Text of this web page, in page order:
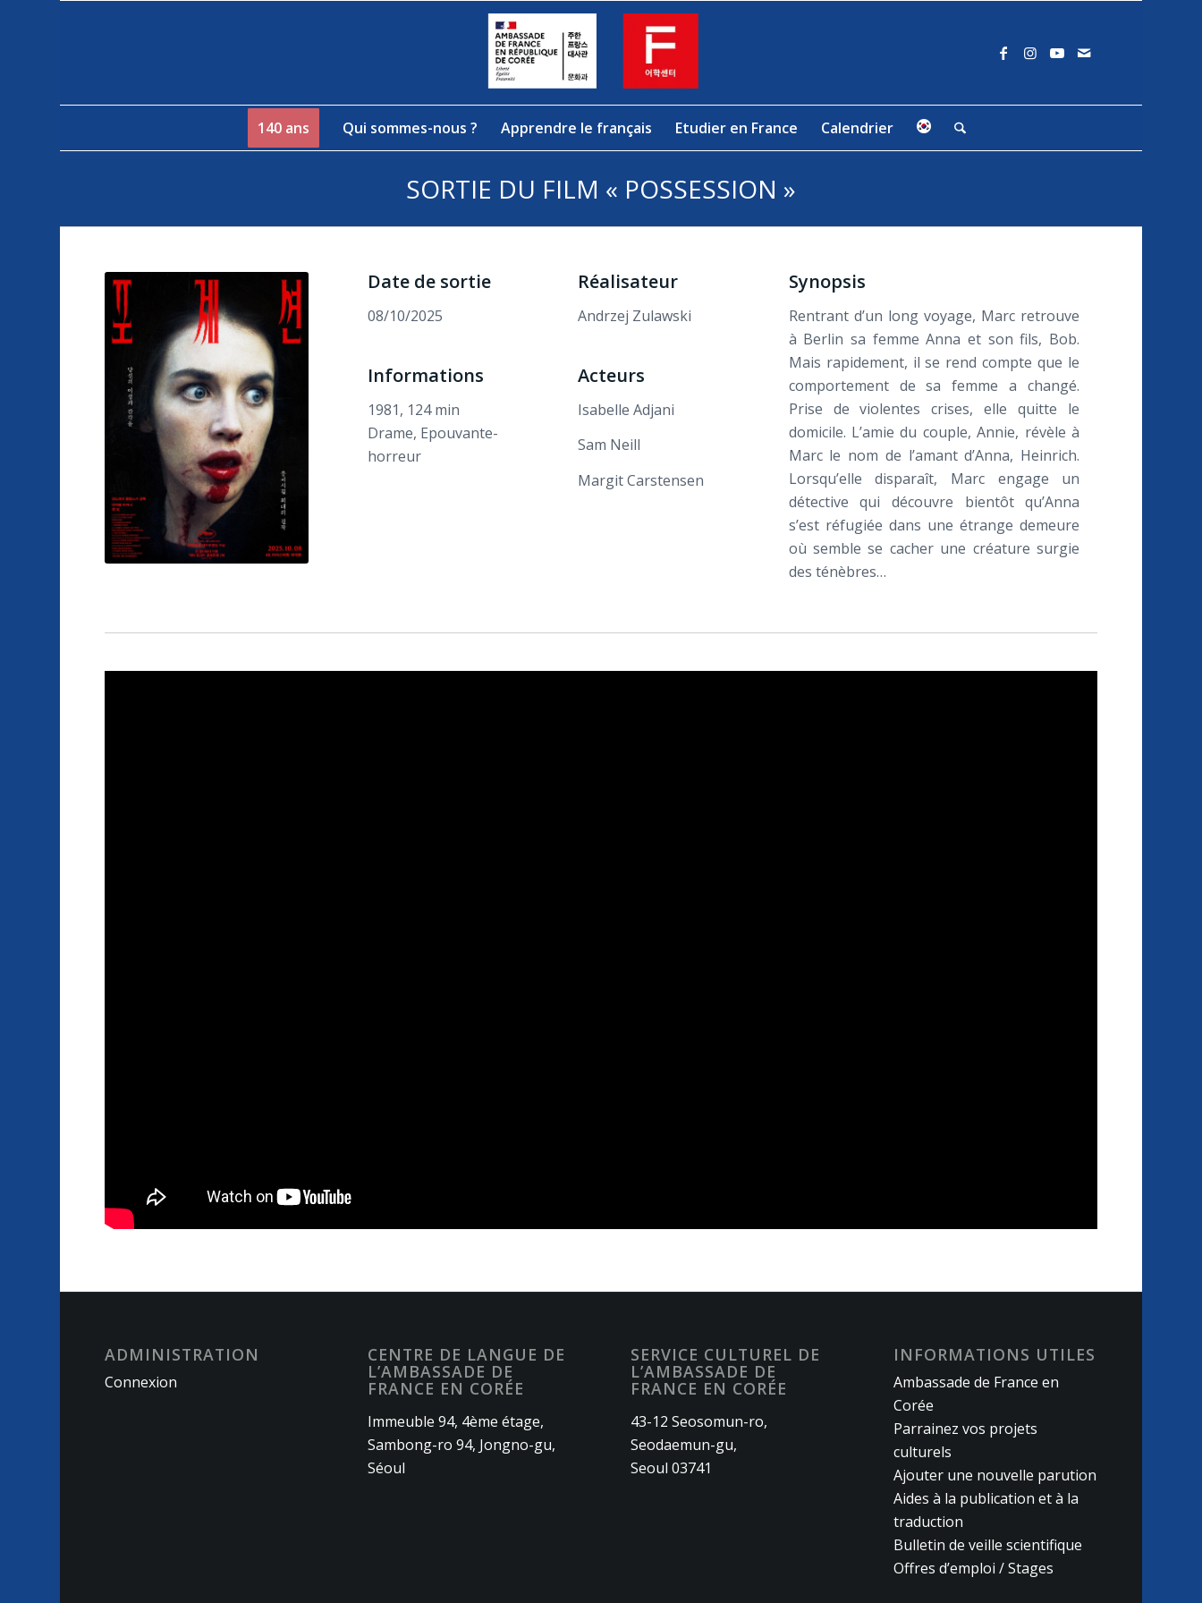
140 ans Qui sommes-nous ? Apprendre le français Etudier en France Calendrier
SORTIE DU FILM « POSSESSION »
Date de sortie
08/10/2025
Informations
1981, 124 min
Drame, Epouvante-
horreur
Réalisateur
Andrzej Zulawski
Acteurs
Isabelle Adjani
Sam Neill
Margit Carstensen
Synopsis
Rentrant d’un long voyage, Marc retrouve
à Berlin sa femme Anna et son fils, Bob.
Mais rapidement, il se rend compte que le
comportement de sa femme a changé.
Prise de violentes crises, elle quitte le
domicile. L’amie du couple, Annie, révèle à
Marc le nom de l’amant d’Anna, Heinrich.
Lorsqu’elle disparaît, Marc engage un
détective qui découvre bientôt qu’Anna
s’est réfugiée dans une étrange demeure
où semble se cacher une créature surgie
des ténèbres…
ADMINISTRATION
Connexion
CENTRE DE LANGUE DE
L’AMBASSADE DE
FRANCE EN CORÉE
Immeuble 94, 4ème étage,
Sambong-ro 94, Jongno-gu,
Séoul
SERVICE CULTUREL DE
L’AMBASSADE DE
FRANCE EN CORÉE
43-12 Seosomun-ro,
Seodaemun-gu,
Seoul 03741
INFORMATIONS UTILES
Ambassade de France en
Corée
Parrainez vos projets
culturels
Ajouter une nouvelle parution
Aides à la publication et à la
traduction
Bulletin de veille scientifique
Offres d’emploi / Stages